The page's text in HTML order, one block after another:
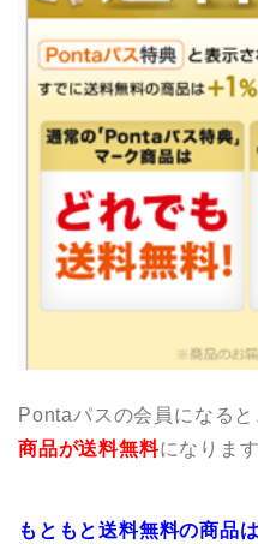
Pontaパスの会員になると
商品が送料無料になります
もともと送料無料の商品